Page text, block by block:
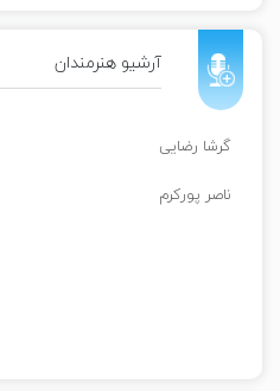
آرشیو هنرمندان
گرشا رضایی
ناصر پورکرم